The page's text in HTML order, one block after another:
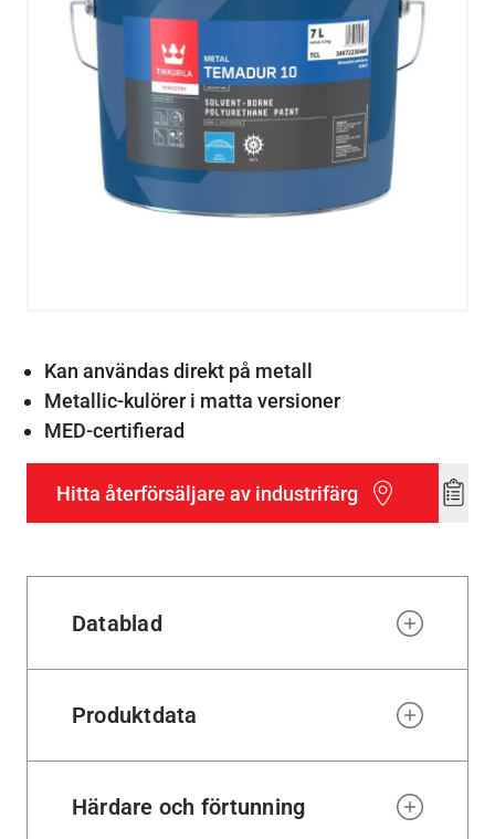
Kan användas direkt på metall
Metallic-kulörer i matta versioner
MED-certifierad
Hitta återförsäljare av industrifärg
Add
Datablad
Produktdata
Härdare och förtunning